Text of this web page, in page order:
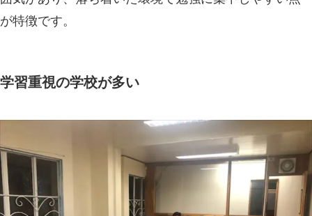
が特徴です。
学習重視の学校が多い